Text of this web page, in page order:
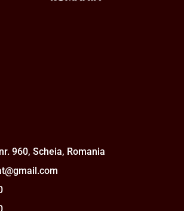
960, Scheia, Romania